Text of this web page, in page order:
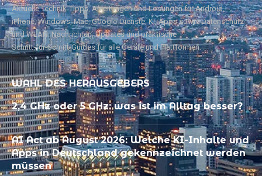
Aktuelle Technik‑Tipps, Anleitungen und Lösungen für Android,
iPhone, Windows, Mac, Google‑Dienste, KI, Apps sowie Datenschutz
und WLAN. Nachrichten, Updates und praktische
Schritt‑für‑Schritt‑Guides für alle Geräte und Plattformen.
WAHL DES HERAUSGEBERS
2,4 GHz oder 5 GHz: was ist im Alltag besser?
AI Act ab August 2026: Welche KI-Inhalte und
Apps in Deutschland gekennzeichnet werden
müssen